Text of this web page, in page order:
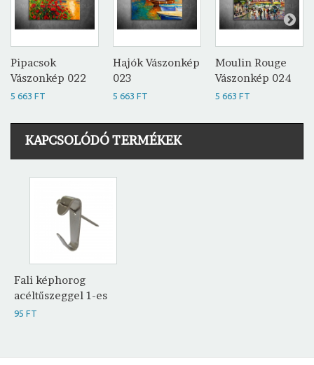
Pipacsok
Vászonkép 022
5 663 FT
Hajók Vászonkép
023
5 663 FT
Moulin Rouge
Vászonkép 024
5 663 FT
KAPCSOLÓDÓ TERMÉKEK
Fali képhorog
acéltűszeggel 1-es
95 FT